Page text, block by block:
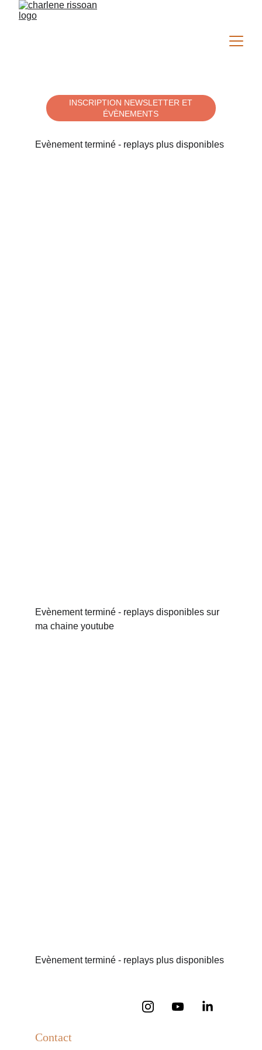
INSCRIPTION NEWSLETTER ET
ÉVÈNEMENTS
Evènement terminé - replays plus disponibles
Evènement terminé - replays disponibles sur
ma chaine youtube
Evènement terminé - replays plus disponibles
Contact